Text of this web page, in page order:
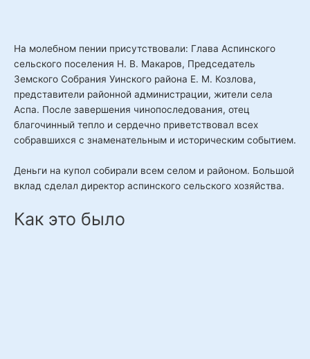
На молебном пении присутствовали: Глава Аспинского
сельского поселения Н. В. Макаров, Председатель
Земского Собрания Уинского района Е. М. Козлова,
представители районной администрации, жители села
Аспа. После завершения чинопоследования, отец
благочинный тепло и сердечно приветствовал всех
собравшихся с знаменательным и историческим событием.
Деньги на купол собирали всем селом и районом. Большой
вклад сделал директор аспинского сельского хозяйства.
Как это было